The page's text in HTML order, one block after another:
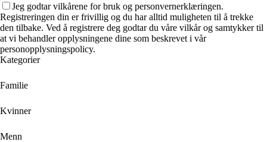
Jeg godtar vilkårene for bruk og personvernerklæringen.
Registreringen din er frivillig og du har alltid muligheten til å trekke
den tilbake. Ved å registrere deg godtar du våre vilkår og samtykker til
at vi behandler opplysningene dine som beskrevet i vår
personopplysningspolicy.
Kategorier
Familie
Kvinner
Menn